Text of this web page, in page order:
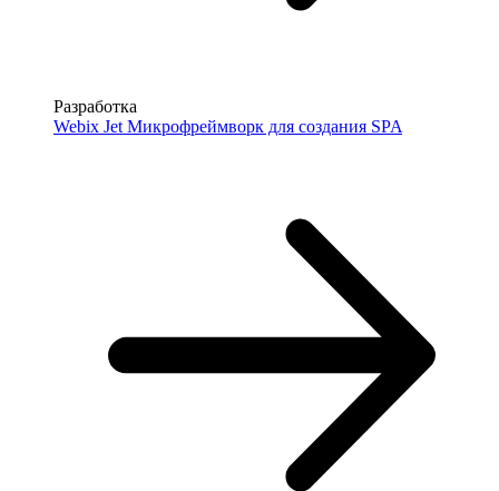
Разработка
Webix Jet Микрофреймворк для создания SPA